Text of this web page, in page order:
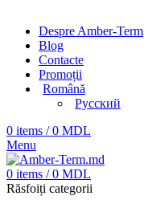
Despre Amber-Term
Blog
Contacte
Promoții
Română
Русский
0 items / 0 MDL
Menu
0 items / 0 MDL
Răsfoiți categorii